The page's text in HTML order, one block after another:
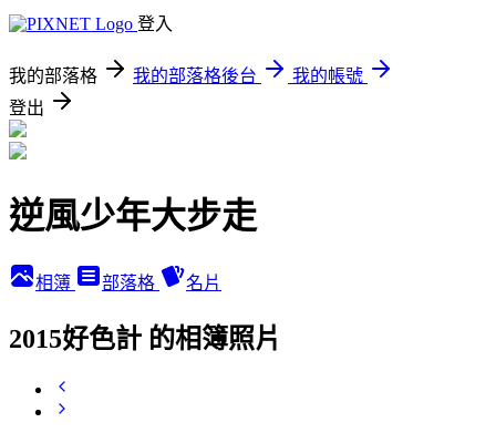
登入
我的部落格 我的部落格後台
我的帳號
登出
逆風少年大步走
相簿 部落格 名片
2015好色計 的相簿照片